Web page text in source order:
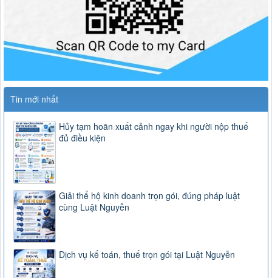
Tin mới nhất
Hủy tạm hoãn xuất cảnh ngay khi người nộp thuế
đủ điều kiện
Giải thể hộ kinh doanh trọn gói, đúng pháp luật
cùng Luật Nguyễn
Dịch vụ kế toán, thuế trọn gói tại Luật Nguyễn